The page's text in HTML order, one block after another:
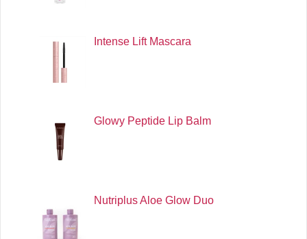
Intense Lift Mascara
Glowy Peptide Lip Balm
Nutriplus Aloe Glow Duo